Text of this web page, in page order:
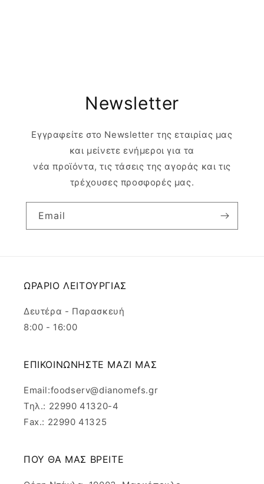
Newsletter
Εγγραφείτε στο Newsletter της εταιρίας μας
και μείνετε ενήμεροι για τα
νέα προϊόντα, τις τάσεις της αγοράς και τις
τρέχουσες προσφορές μας.
Email
ΩΡΑΡΙΟ ΛΕΙΤΟΥΡΓΙΑΣ
Δευτέρα - Παρασκευή
8:00 - 16:00
ΕΠΙΚΟΙΝΩΝΗΣΤΕ ΜΑΖΙ ΜΑΣ
Email:foodserv@dianomefs.gr
Τηλ.: 22990 41320-4
Fax.: 22990 41325
ΠΟΥ ΘΑ ΜΑΣ ΒΡΕΙΤΕ